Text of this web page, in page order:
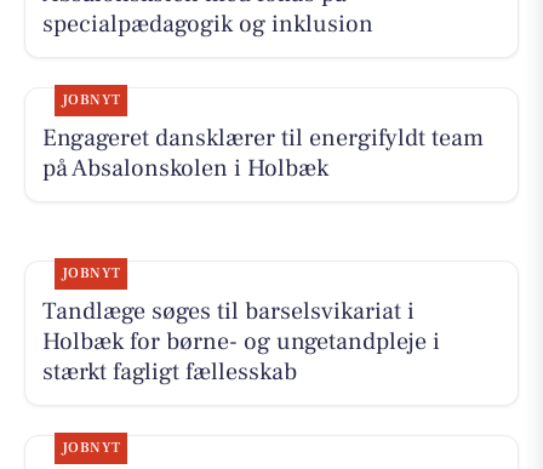
specialpædagogik og inklusion
JOBNYT
Engageret dansklærer til energifyldt team
på Absalonskolen i Holbæk
JOBNYT
Tandlæge søges til barselsvikariat i
Holbæk for børne- og ungetandpleje i
stærkt fagligt fællesskab
JOBNYT